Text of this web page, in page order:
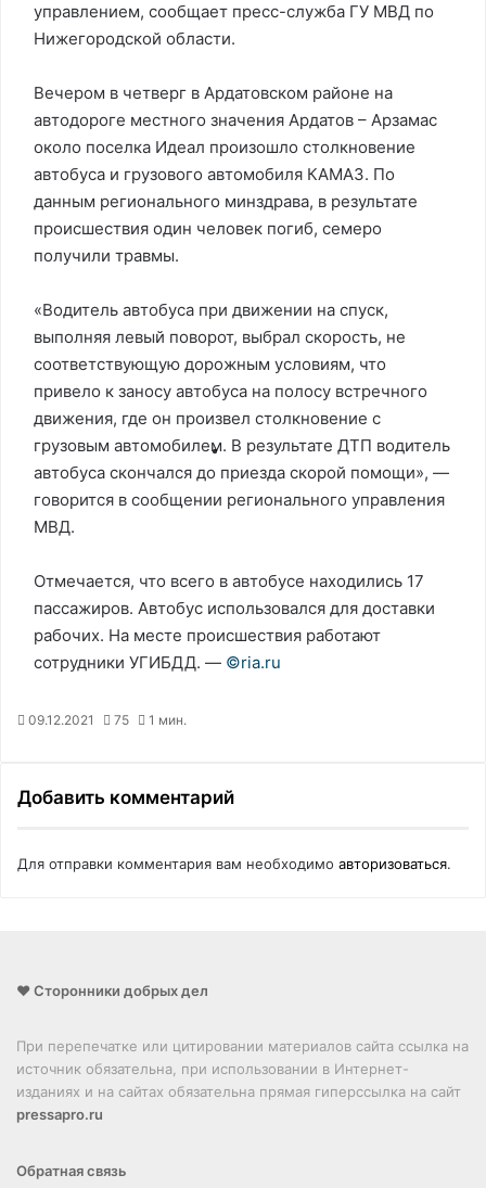
управлением, сообщает пресс-служба ГУ МВД по
Нижегородской области.
Вечером в четверг в Ардатовском районе на
автодороге местного значения Ардатов – Арзамас
около поселка Идеал произошло столкновение
автобуса и грузового автомобиля КАМАЗ. По
данным регионального минздрава, в результате
происшествия один человек погиб, семеро
получили травмы.
«Водитель автобуса при движении на спуск,
выполняя левый поворот, выбрал скорость, не
соответствующую дорожным условиям, что
привело к заносу автобуса на полосу встречного
движения, где он произвел столкновение с
грузовым автомобилем. В результате ДТП водитель
автобуса скончался до приезда скорой помощи», —
говорится в сообщении регионального управления
МВД.
Отмечается, что всего в автобусе находились 17
пассажиров. Автобус использовался для доставки
рабочих. На месте происшествия работают
сотрудники УГИБДД. — ©riа.ru
09.12.2021 75 1 мин.
Добавить комментарий
Для отправки комментария вам необходимо авторизоваться.
❤️ Сторонники добрых дел
При перепечатке или цитировании материалов сайта ссылка на
источник обязательна, при использовании в Интернет-
изданиях и на сайтах обязательна прямая гиперссылка на сайт
pressapro.ru
Обратная связь